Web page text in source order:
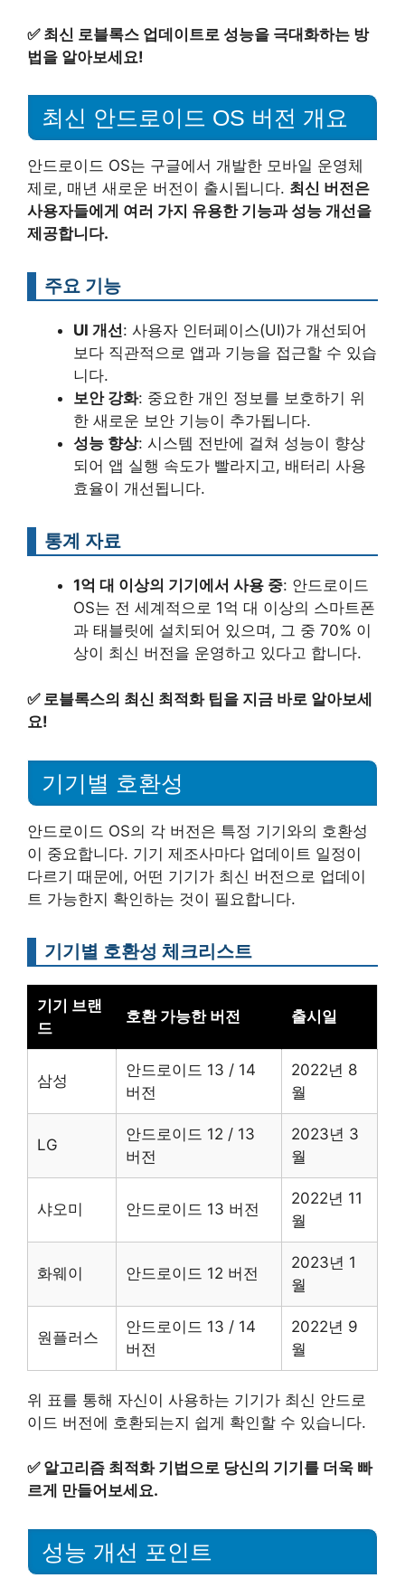
✅ 최신 로블록스 업데이트로 성능을 극대화하는 방
법을 알아보세요!
최신 안드로이드 OS 버전 개요
안드로이드 OS는 구글에서 개발한 모바일 운영체
제로, 매년 새로운 버전이 출시됩니다. 최신 버전은
사용자들에게 여러 가지 유용한 기능과 성능 개선을
제공합니다.
주요 기능
UI 개선: 사용자 인터페이스(UI)가 개선되어
보다 직관적으로 앱과 기능을 접근할 수 있습
니다.
보안 강화: 중요한 개인 정보를 보호하기 위
한 새로운 보안 기능이 추가됩니다.
성능 향상: 시스템 전반에 걸쳐 성능이 향상
되어 앱 실행 속도가 빨라지고, 배터리 사용
효율이 개선됩니다.
통계 자료
1억 대 이상의 기기에서 사용 중: 안드로이드
OS는 전 세계적으로 1억 대 이상의 스마트폰
과 태블릿에 설치되어 있으며, 그 중 70% 이
상이 최신 버전을 운영하고 있다고 합니다.
✅ 로블록스의 최신 최적화 팁을 지금 바로 알아보세
요!
기기별 호환성
안드로이드 OS의 각 버전은 특정 기기와의 호환성
이 중요합니다. 기기 제조사마다 업데이트 일정이
다르기 때문에, 어떤 기기가 최신 버전으로 업데이
트 가능한지 확인하는 것이 필요합니다.
기기별 호환성 체크리스트
기기 브랜
드
호환 가능한 버전 출시일
삼성
안드로이드 13 / 14
버전
2022년 8
월
LG
안드로이드 12 / 13
버전
2023년 3
월
샤오미 안드로이드 13 버전
2022년 11
월
화웨이 안드로이드 12 버전
2023년 1
월
원플러스
안드로이드 13 / 14
버전
2022년 9
월
위 표를 통해 자신이 사용하는 기기가 최신 안드로
이드 버전에 호환되는지 쉽게 확인할 수 있습니다.
✅ 알고리즘 최적화 기법으로 당신의 기기를 더욱 빠
르게 만들어보세요.
성능 개선 포인트